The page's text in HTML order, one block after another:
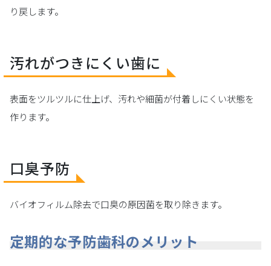
り戻します。
汚れがつきにくい歯に
表面をツルツルに仕上げ、汚れや細菌が付着しにくい状態を
作ります。
口臭予防
バイオフィルム除去で口臭の原因菌を取り除きます。
定期的な予防歯科のメリット